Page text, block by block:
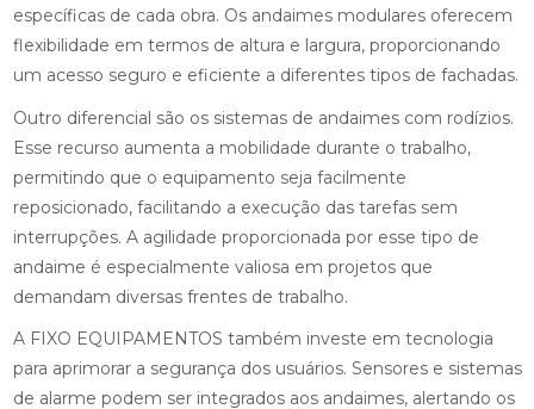
específicas de cada obra. Os andaimes modulares oferecem
flexibilidade em termos de altura e largura, proporcionando
um acesso seguro e eficiente a diferentes tipos de fachadas.
Outro diferencial são os sistemas de andaimes com rodízios.
Esse recurso aumenta a mobilidade durante o trabalho,
permitindo que o equipamento seja facilmente
reposicionado, facilitando a execução das tarefas sem
interrupções. A agilidade proporcionada por esse tipo de
andaime é especialmente valiosa em projetos que
demandam diversas frentes de trabalho.
A FIXO EQUIPAMENTOS também investe em tecnologia
para aprimorar a segurança dos usuários. Sensores e sistemas
de alarme podem ser integrados aos andaimes, alertando os